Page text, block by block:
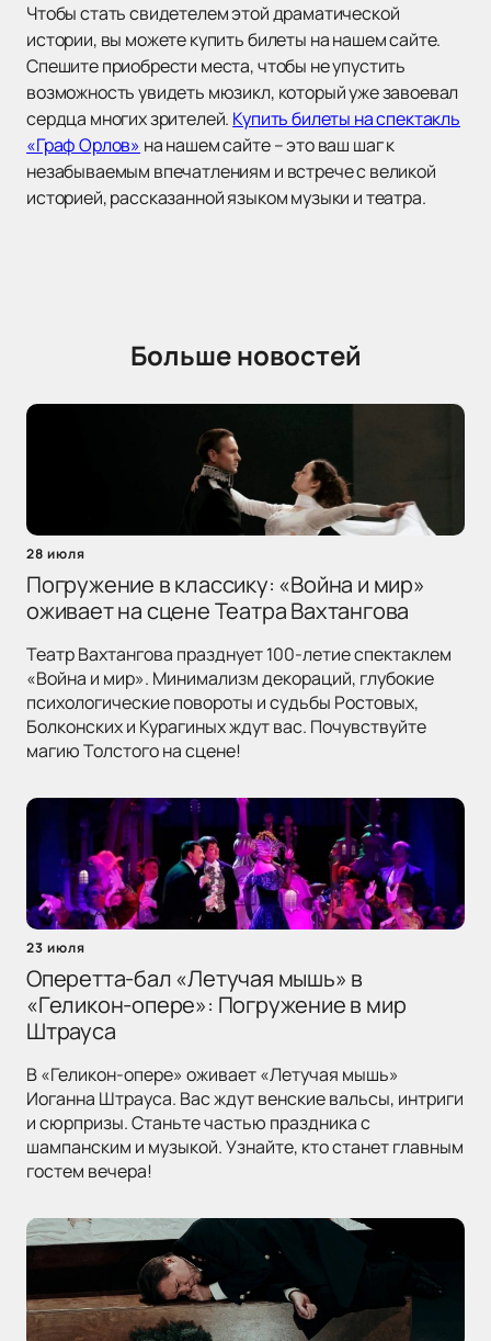
Чтобы стать свидетелем этой драматической
истории, вы можете купить билеты на нашем сайте.
Спешите приобрести места, чтобы не упустить
возможность увидеть мюзикл, который уже завоевал
сердца многих зрителей. Купить билеты на спектакль
«Граф Орлов» на нашем сайте – это ваш шаг к
незабываемым впечатлениям и встрече с великой
историей, рассказанной языком музыки и театра.
Больше новостей
28 июля
Погружение в классику: «Война и мир»
оживает на сцене Театра Вахтангова
Театр Вахтангова празднует 100-летие спектаклем
«Война и мир». Минимализм декораций, глубокие
психологические повороты и судьбы Ростовых,
Болконских и Курагиных ждут вас. Почувствуйте
магию Толстого на сцене!
23 июля
Оперетта-бал «Летучая мышь» в
«Геликон-опере»: Погружение в мир
Штрауса
В «Геликон-опере» оживает «Летучая мышь»
Иоганна Штрауса. Вас ждут венские вальсы, интриги
и сюрпризы. Станьте частью праздника с
шампанским и музыкой. Узнайте, кто станет главным
гостем вечера!